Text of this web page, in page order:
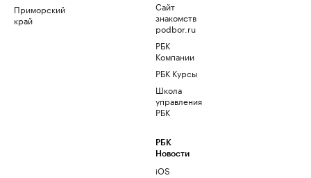
Приморский
край
Сайт
знакомств
podbor.ru
РБК
Компании
РБК Курсы
Школа
управления
РБК
РБК
Новости
iOS